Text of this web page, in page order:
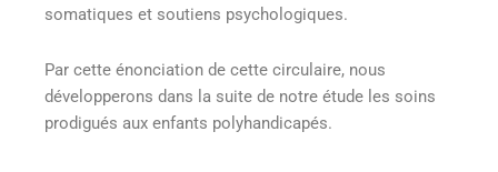
somatiques et soutiens psychologiques.
Par cette énonciation de cette circulaire, nous
développerons dans la suite de notre étude les soins
prodigués aux enfants polyhandicapés.